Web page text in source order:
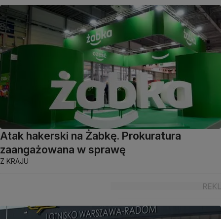
Atak hakerski na Żabkę. Prokuratura
zaangażowana w sprawę
Z KRAJU